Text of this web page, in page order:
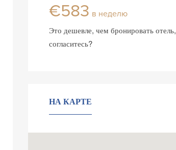
€583 в неделю
Это дешевле, чем бронировать отель,
согласитесь?
НА КАРТЕ